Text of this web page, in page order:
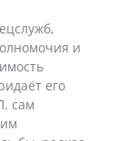
и
его
сам